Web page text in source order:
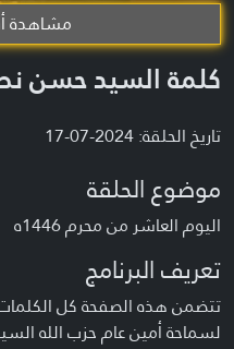
مشاهدة
كلمة السيد حسن
تاريخ الحلقة: 2024-07-17
موضوع الحلقة
اليوم العاشر من محرم 1446ه
تعريف البرنامج
تتضمن هذه الصفحة كل الكلمات
لسماحة أمين عام حزب الله